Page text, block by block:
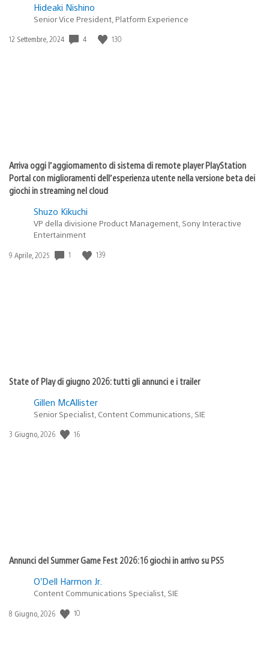
Hideaki Nishino
Senior Vice President, Platform Experience
Data
12 Settembre, 2024 4 130
Arriva oggi l’aggiornamento di sistema di remote player PlayStation
Portal con miglioramenti dell’esperienza utente nella versione beta dei
giochi in streaming nel cloud
Shuzo Kikuchi
VP della divisione Product Management, Sony Interactive
Entertainment
Data
9 Aprile, 2025 1 139
State of Play di giugno 2026: tutti gli annunci e i trailer
Gillen McAllister
Senior Specialist, Content Communications, SIE
Data
3 Giugno, 2026 16
Annunci del Summer Game Fest 2026: 16 giochi in arrivo su PS5
O’Dell Harmon Jr.
Content Communications Specialist, SIE
Data
8 Giugno, 2026 10